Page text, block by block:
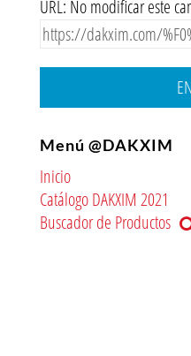
URL: No modificar este
Menú @DAKXIM
Inicio
Catálogo DAKXIM 2021
Buscador de Productos